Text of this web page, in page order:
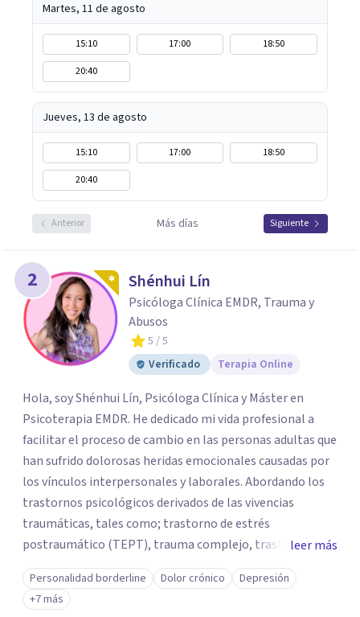
Martes, 11 de agosto
15:10 17:00
18:50
20:40
Jueves, 13 de agosto
15:10 17:00
18:50
20:40
Anterior Más días Siguiente
2 Shénhui Lín
Psicóloga Clínica EMDR, Trauma y
Abusos
5 / 5
Verificado
Terapia Online
Hola, soy Shénhui Lín, Psicóloga Clínica y Máster en
Psicoterapia EMDR. He dedicado mi vida profesional a
facilitar el proceso de cambio en las personas adultas que
han sufrido dolorosas heridas emocionales causadas por
los vínculos interpersonales y laborales. Abordando los
trastornos psicológicos derivados de las vivencias
traumáticas, tales como; trastorno de estrés
postraumático (TEPT), trauma complejo, trastornos
disociativos, ansiedad, depresión, trastorno límite de la
personalidad. Como también la posibilidad de salir
adelante y reparar el daño en quienes han sido víctimas
leer más
Personalidad borderline Dolor crónico
Depresión
+7 más